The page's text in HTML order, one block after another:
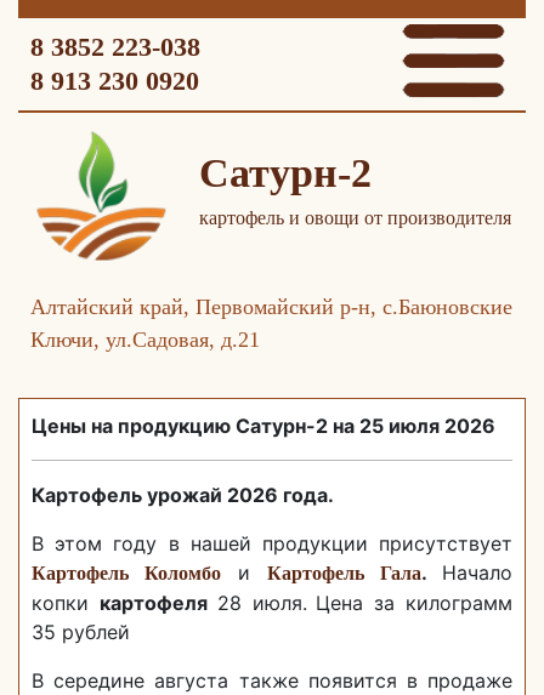
8 3852 223-038
8 913 230 0920
Сатурн-2
картофель и овощи от производителя
Алтайский край, Первомайский р-н, с.Баюновские
Ключи, ул.Садовая, д.21
Цены на продукцию Сатурн-2 на 25 июля 2026
Картофель урожай 2026 года.
В этом году в нашей продукции присутствует
Картофель Коломбо и Картофель Гала. Начало
копки картофеля 28 июля. Цена за килограмм
35 рублей
В середине августа также появится в продаже